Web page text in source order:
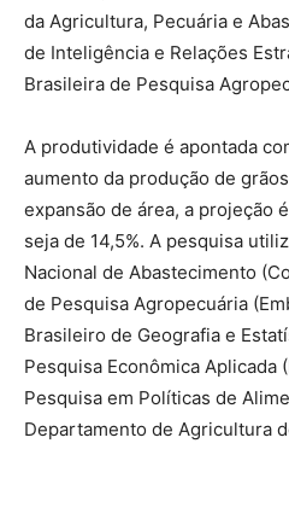
da Agricultura, Pecuária e
de Inteligência e Relações
Brasileira de Pesquisa
A produtividade é apontada
aumento da produção de
expansão de área, a projeção
seja de 14,5%. A pesquisa
Nacional de Abastecimento
de Pesquisa Agropecuária
Brasileiro de Geografia e
Pesquisa Econômica Aplicada
Pesquisa em Políticas de
Departamento de Agricultura